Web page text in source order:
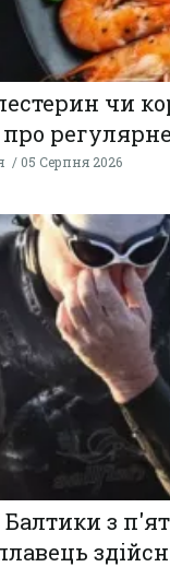
чи
про
05 Серпня 2026
з